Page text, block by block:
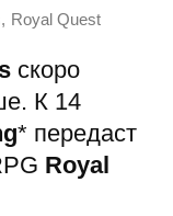
, Royal Quest
скоро
К 14
* передаст
Royal